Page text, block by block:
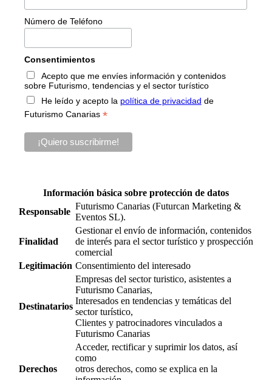
Número de Teléfono
Consentimientos
Acepto que me envíes información y contenidos
sobre Futurismo, tendencias y el sector turístico
He leído y acepto la política de privacidad de
Futurismo Canarias *
Información básica sobre protección de datos
Responsable
Futurismo Canarias (Futurcan Marketing &
Eventos SL).
Finalidad
Gestionar el envío de información, contenidos
de interés para el sector turístico y prospección
comercial
Legitimación Consentimiento del interesado
Destinatarios
Empresas del sector turistico, asistentes a
Futurismo Canarias,
Interesados en tendencias y temáticas del
sector turístico,
Clientes y patrocinadores vinculados a
Futurismo Canarias
Derechos
Acceder, rectificar y suprimir los datos, así
como
otros derechos, como se explica en la